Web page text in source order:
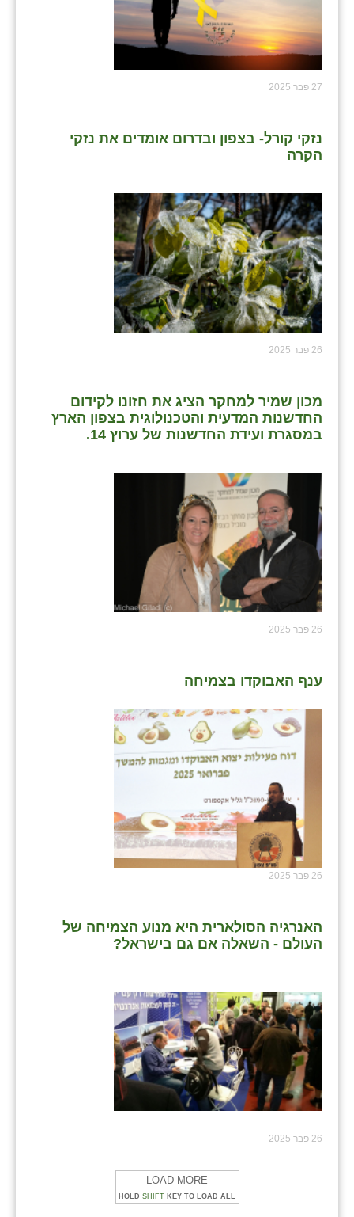
27 פבר 2025
נזקי קורל- בצפון ובדרום אומדים את נזקי
הקרה
26 פבר 2025
מכון שמיר למחקר הציג את חזונו לקידום
החדשנות המדעית והטכנולוגית בצפון הארץ
במסגרת ועידת החדשנות של ערוץ 14.
26 פבר 2025
ענף האבוקדו בצמיחה
26 פבר 2025
האנרגיה הסולארית היא מנוע הצמיחה של
העולם - השאלה אם גם בישראל?
26 פבר 2025
LOAD MORE
HOLD SHIFT KEY TO LOAD ALL